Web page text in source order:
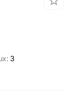
3